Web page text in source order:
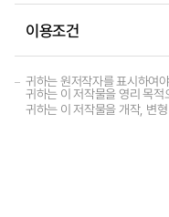
이용조건
귀하는 원저작자를 표시하여
귀하는 이 저작물을 영리 목
귀하는 이 저작물을 개작, 변